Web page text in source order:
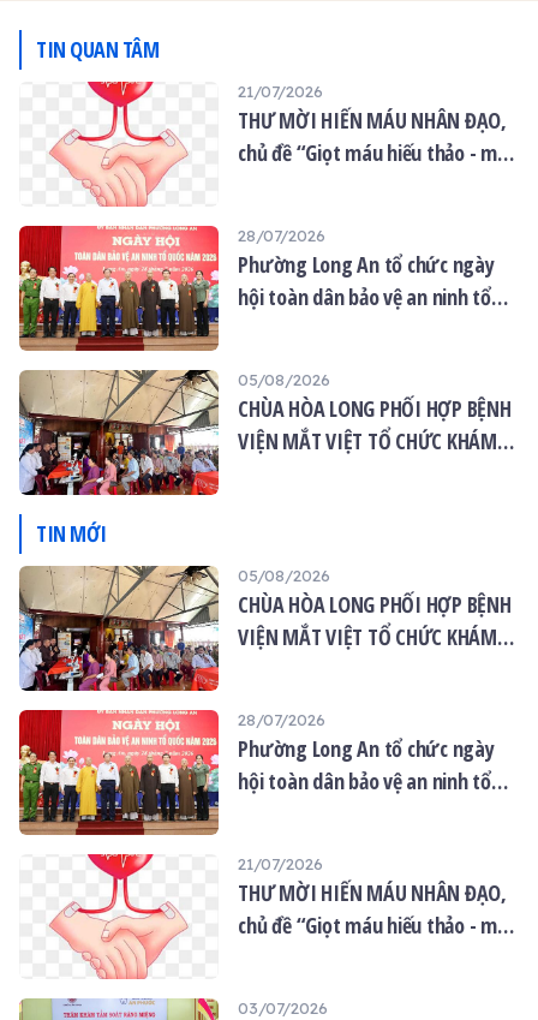
Cang.
TIN QUAN TÂM
21/07/2026
THƯ MỜI HIẾN MÁU NHÂN ĐẠO,
chủ đề “Giọt máu hiếu thảo - mùa
28/07/2026
Phường Long An tổ chức ngày
hội toàn dân bảo vệ an ninh tổ
05/08/2026
CHÙA HÒA LONG PHỐI HỢP BỆNH
VIỆN MẮT VIỆT TỔ CHỨC KHÁM
TIN MỚI
05/08/2026
CHÙA HÒA LONG PHỐI HỢP BỆNH
VIỆN MẮT VIỆT TỔ CHỨC KHÁM
28/07/2026
Phường Long An tổ chức ngày
hội toàn dân bảo vệ an ninh tổ
21/07/2026
THƯ MỜI HIẾN MÁU NHÂN ĐẠO,
chủ đề “Giọt máu hiếu thảo - mùa
03/07/2026